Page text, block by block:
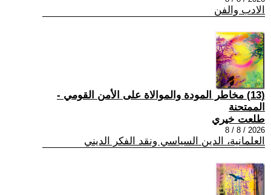
الادب والفن
(13) مخاطر المودة والموالاة على الأمن القومي -
الممتحنة
طلعت خيري
2026 / 8 / 8
العلمانية، الدين السياسي ونقد الفكر الديني